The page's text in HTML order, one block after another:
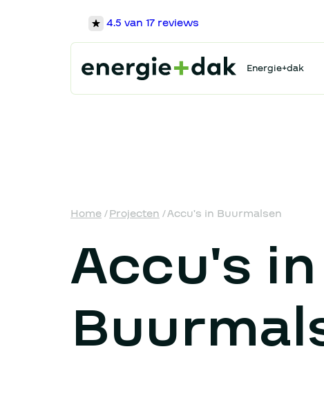
4.5 van 17 reviews
Energie+dak
Home/Projecten /Accu's in Buurmalsen
Accu's in